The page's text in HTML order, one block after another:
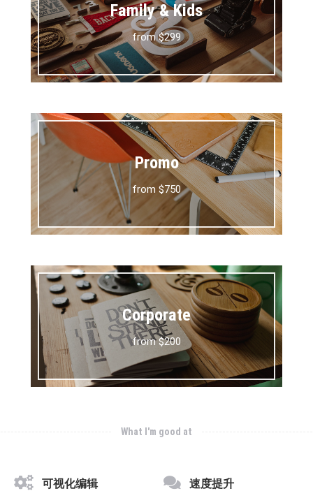
Family & Kids
from $299
Promo
from $750
Corporate
from $200
What I'm good at
可视化编辑
速度提升